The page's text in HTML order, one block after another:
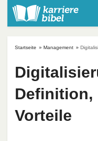
Startseite » Management »
Definition,
Vorteile